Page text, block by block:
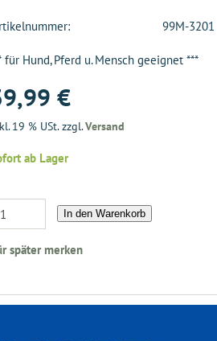
99M-3201
für Hund, Pferd u. Mensch geeignet ***
€
19 % USt. zzgl.Versand
ab Lager
In den Warenkorb
später merken